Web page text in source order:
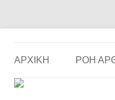
ΑΡΧΙΚΗ ΡΟΗ